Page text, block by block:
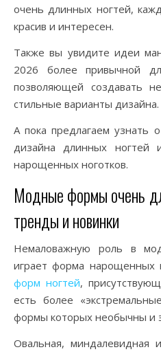
очень длинных ногтей,
красив и интересен.
Также вы увидите идеи
2026 более привычной
позволяющей создавать
стильные варианты дизайна.
А пока предлагаем узнать
дизайна длинных
нарощенных ноготков.
Модные формы очень
тренды и новинки
Немаловажную роль в
играет форма нарощенных
форм ногтей,
есть более
формы которых необычны и
Овальная, миндалевидная